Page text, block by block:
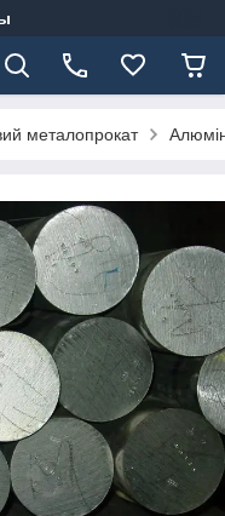
металопрокат